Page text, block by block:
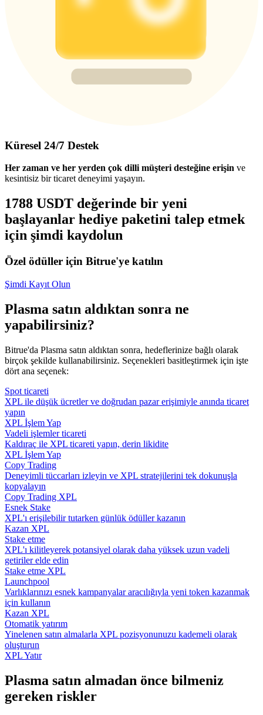
Küresel 24/7 Destek
Her zaman ve her yerden çok dilli müşteri desteğine erişin ve
kesintisiz bir ticaret deneyimi yaşayın.
1788 USDT değerinde bir yeni
başlayanlar hediye paketini talep etmek
için şimdi kaydolun
Özel ödüller için Bitrue'ye katılın
Şimdi Kayıt Olun
Plasma satın aldıktan sonra ne
yapabilirsiniz?
Bitrue'da Plasma satın aldıktan sonra, hedeflerinize bağlı olarak
birçok şekilde kullanabilirsiniz. Seçenekleri basitleştirmek için işte
dört ana seçenek:
Spot ticareti
XPL ile düşük ücretler ve doğrudan pazar erişimiyle anında ticaret
yapın
XPL İşlem Yap
Vadeli işlemler ticareti
Kaldıraç ile XPL ticareti yapın, derin likidite
XPL İşlem Yap
Copy Trading
Deneyimli tüccarları izleyin ve XPL stratejilerini tek dokunuşla
kopyalayın
Copy Trading XPL
Esnek Stake
XPL'ı erişilebilir tutarken günlük ödüller kazanın
Kazan XPL
Stake etme
XPL'ı kilitleyerek potansiyel olarak daha yüksek uzun vadeli
getiriler elde edin
Stake etme XPL
Launchpool
Varlıklarınızı esnek kampanyalar aracılığıyla yeni token kazanmak
için kullanın
Kazan XPL
Otomatik yatırım
Yinelenen satın almalarla XPL pozisyonunuzu kademeli olarak
oluşturun
XPL Yatır
Plasma satın almadan önce bilmeniz
gereken riskler